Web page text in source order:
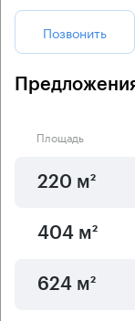
Позвонить
Площадь
220 м²
404 м²
624 м²